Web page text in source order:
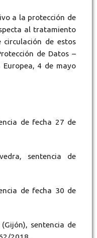
a la protección de
al tratamiento
de estos
de Datos –
Europea, 4 de mayo
de fecha 27 de
sentencia de
de fecha 30 de
sentencia de